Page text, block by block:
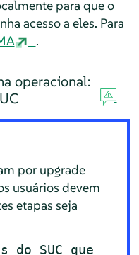
para que o
acesso a eles. Para
.
operacional:
por upgrade
usuários devem
etapas seja
do SUC que